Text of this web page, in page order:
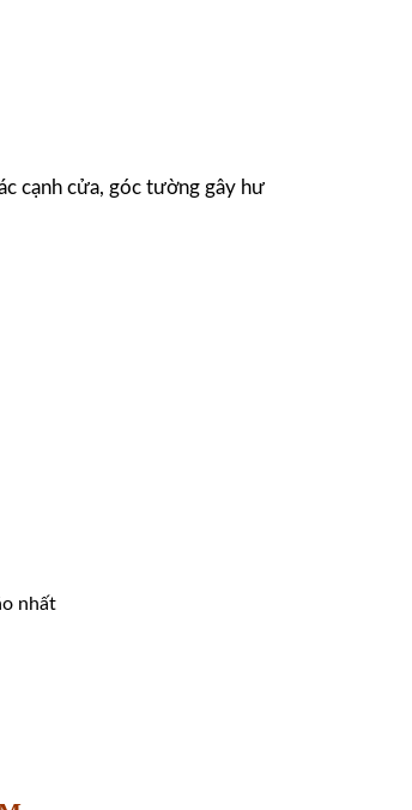
cạnh cửa, góc tường gây hư
nhất